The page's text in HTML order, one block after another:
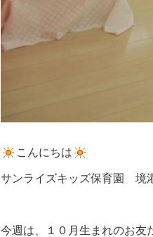
こんにちは
サンライズキッズ保育園 境
今週は、１０月生まれのお友